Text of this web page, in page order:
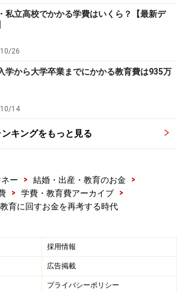
、ダブル奨学金夫婦。夫婦ともに奨
、2人合わせると毎月5万円など高負
あります。共働き時代はいいです
働きになるとかなりの負担です。
合は、「無理なく返せる」範囲にと
す。あるいは、返さなくていい給付
題はありませんので、それを狙うの
しなくて済むように、後半のための
どもが生まれたら始めることはもち
教育費そのものの節約を考えていく
ルアップ！ママの教育訓練給付制度
私立高校でかかる学費はいくら？【最新デ
26
学から大学卒業までにかかる教育費は935万
14
ンキングをもっと見る
ー > 結婚・出産・教育のお金
>
> 学費・教育費アーカイブ
>
育に回すお金を再考する時代
採用情報
広告掲載
プライバシーポリシー